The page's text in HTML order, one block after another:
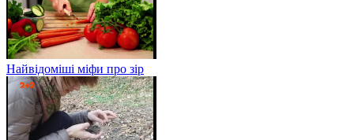
Найвідоміші міфи про зір